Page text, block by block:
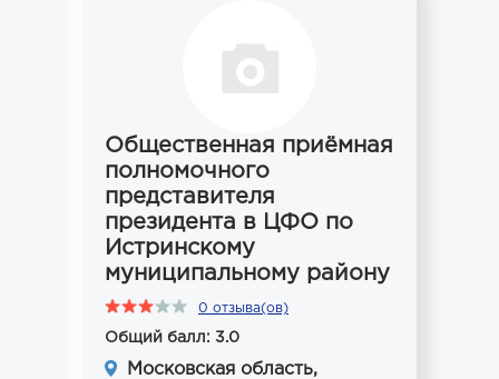
Общественная приёмная
полномочного
представителя
президента в ЦФО по
Истринскому
муниципальному району
0 отзыва(ов)
Общий балл: 3.0
Московская область,